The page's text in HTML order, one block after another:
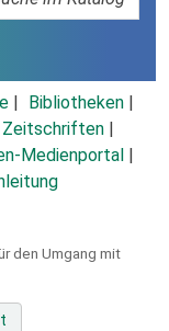
Bibliotheken
Zeitschriften
Medienportal
den Umgang mit